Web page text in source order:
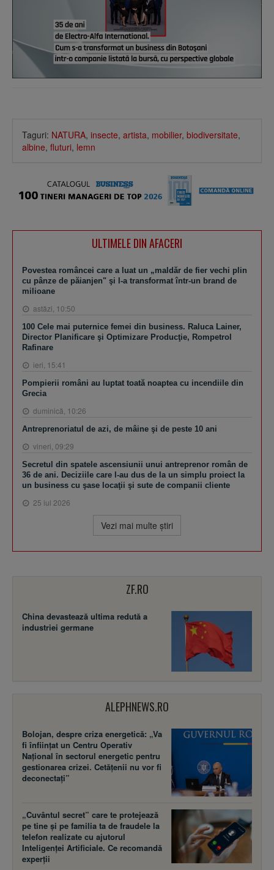
Taguri: NATURA, insecte, artista, mobilier, biodiversitate,
albine, fluturi, lemn
ULTIMELE DIN AFACERI
Povestea româncei care a luat un „maldăr de fier vechi plin
cu pânze de păianjen" şi l-a transformat într-un brand de
milioane
astăzi, 10:50
100 Cele mai puternice femei din business. Raluca Lainer,
Director Planificare şi Optimizare Producţie, Rompetrol
Rafinare
ieri, 15:41
Pompierii români au luptat toată noaptea cu incendiile din
Grecia
duminică, 10:26
Antreprenoriatul de azi, de mâine şi de peste 10 ani
vineri, 09:29
Secretul din spatele ascensiunii unui antreprenor român de
36 de ani. Deciziile care l-au dus de la un simplu proiect la
un business cu şase locaţii şi sute de companii cliente
25 iul 2026
Vezi mai multe ştiri
ZF.RO
China devastează ultima redută a
industriei germane
ALEPHNEWS.RO
Bolojan, despre criza energetică: „Va
fi înființat un Centru Operativ
Național în sectorul energetic pentru
gestionarea crizei. Cetățenii nu vor fi
deconectați”
„Cuvântul secret” care te protejează
pe tine și pe familia ta de fraudele la
telefon realizate cu ajutorul
Inteligenței Artificiale. Ce recomandă
experții